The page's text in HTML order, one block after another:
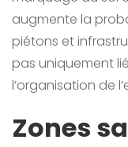
augmente la
piétons et
pas uniquement
l’organisation de
Zones